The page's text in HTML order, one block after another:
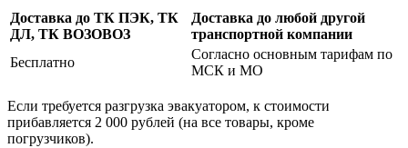
Доставка до ТК ПЭК, ТК
ДЛ, ТК ВОЗОВОЗ
Доставка до любой другой
транспортной компании
Бесплатно
Согласно основным тарифам по
МСК и МО
Если требуется разгрузка эвакуатором, к стоимости
прибавляется 2 000 рублей (на все товары, кроме
погрузчиков).